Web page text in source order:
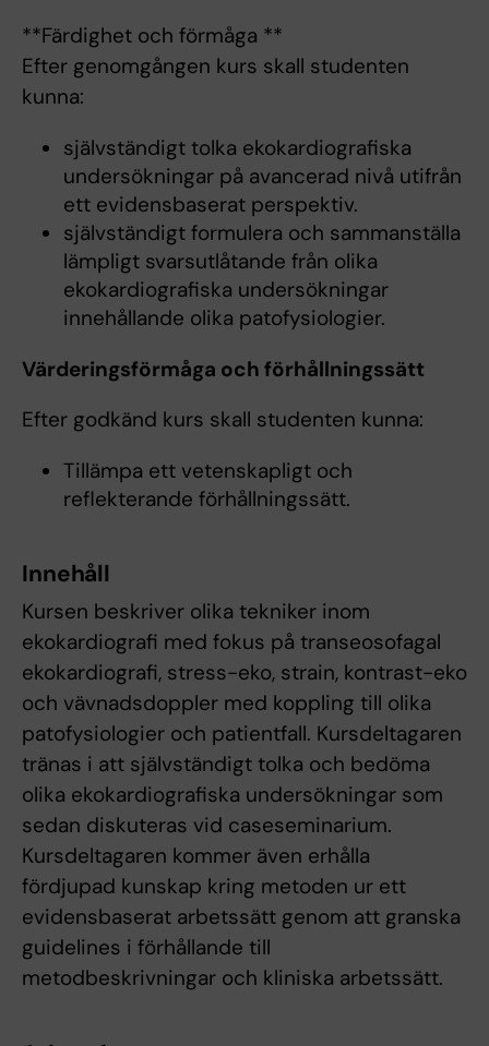
**Färdighet och förmåga **
Efter genomgången kurs skall studenten
kunna:
självständigt tolka ekokardiografiska
undersökningar på avancerad nivå utifrån
ett evidensbaserat perspektiv.
självständigt formulera och sammanställa
lämpligt svarsutlåtande från olika
ekokardiografiska undersökningar
innehållande olika patofysiologier.
Värderingsförmåga och förhållningssätt
Efter godkänd kurs skall studenten kunna:
Tillämpa ett vetenskapligt och
reflekterande förhållningssätt.
Innehåll
Kursen beskriver olika tekniker inom
ekokardiografi med fokus på transeosofagal
ekokardiografi, stress-eko, strain, kontrast-eko
och vävnadsdoppler med koppling till olika
patofysiologier och patientfall. Kursdeltagaren
tränas i att självständigt tolka och bedöma
olika ekokardiografiska undersökningar som
sedan diskuteras vid caseseminarium.
Kursdeltagaren kommer även erhålla
fördjupad kunskap kring metoden ur ett
evidensbaserat arbetssätt genom att granska
guidelines i förhållande till
metodbeskrivningar och kliniska arbetssätt.